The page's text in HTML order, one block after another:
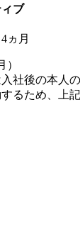
ブ
ヵ月
社後の本人
るため、上